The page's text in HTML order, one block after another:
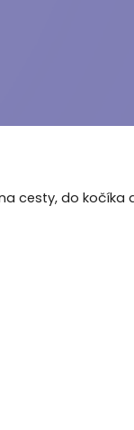
cesty, do kočíka